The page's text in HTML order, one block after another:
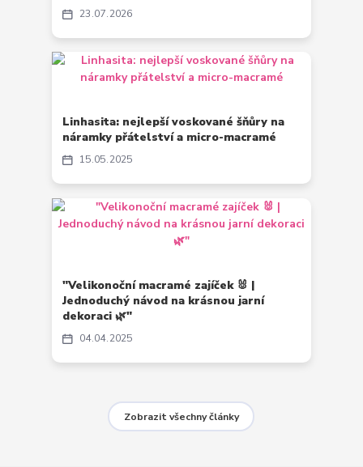
23 07 2026
15 05 2025
Linhasita: nejlepší voskované šňůry na
náramky přátelství a micro-macramé
04 04 2025
"Velikonoční macramé zajíček 🐰 |
Jednoduchý návod na krásnou jarní
dekoraci 🌿"
Zobrazit všechny články